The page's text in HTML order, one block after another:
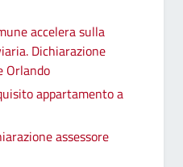
accelera sulla
Dichiarazione
Orlando
appartamento a
assessore